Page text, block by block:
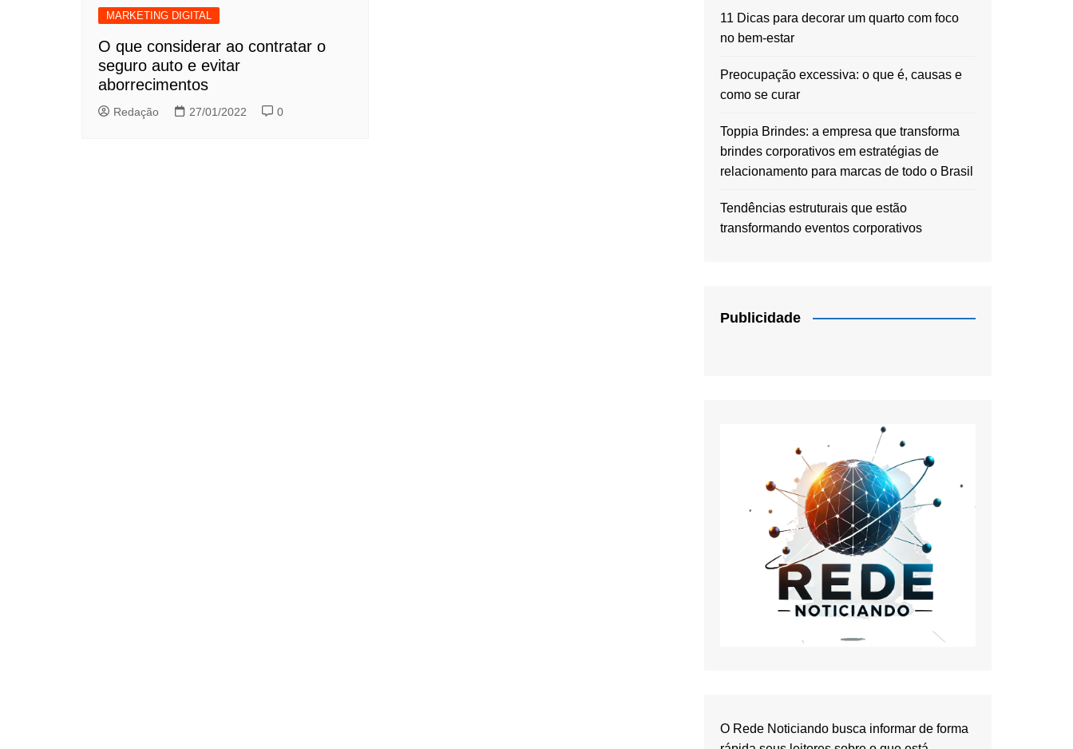
MARKETING DIGITAL
O que considerar ao contratar o
seguro auto e evitar
aborrecimentos
Redação 27/01/2022 0
11 Dicas para decorar um quarto com foco
no bem-estar
Preocupação excessiva: o que é, causas e
como se curar
Toppia Brindes: a empresa que transforma
brindes corporativos em estratégias de
relacionamento para marcas de todo o Brasil
Tendências estruturais que estão
transformando eventos corporativos
Publicidade
O Rede Noticiando busca informar de forma